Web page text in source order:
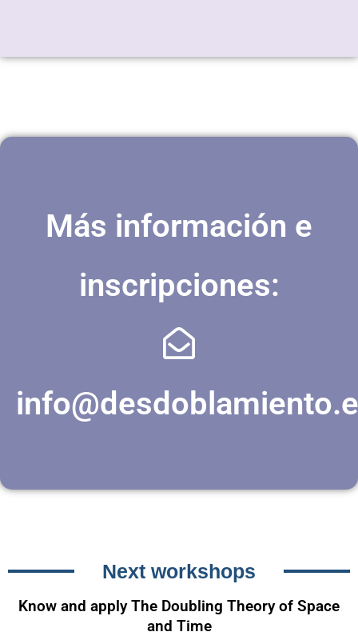
Más información e
inscripciones:
Next workshops
Know and apply The Doubling Theory of Space
and Time